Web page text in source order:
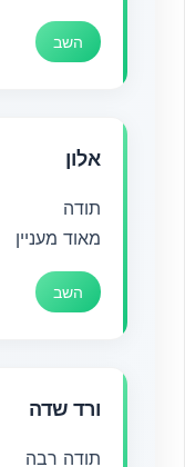
השב
אלון
תודה
מאוד מעניין
השב
ורד שדה
תודה רבה